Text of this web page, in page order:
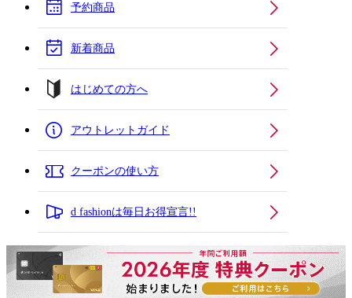
予約商品
新着商品
はじめての方へ
アウトレットガイド
クーポンの使い方
d fashionは毎日お得宣言!!